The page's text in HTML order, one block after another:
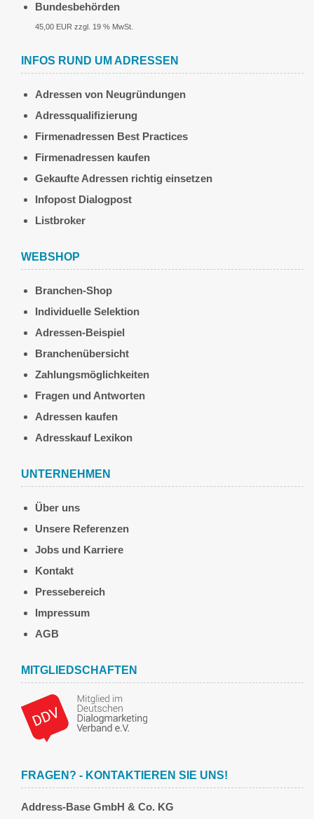
Bundesbehörden
45,00 EUR zzgl. 19 % MwSt.
INFOS RUND UM ADRESSEN
Adressen von Neugründungen
Adressqualifizierung
Firmenadressen Best Practices
Firmenadressen kaufen
Gekaufte Adressen richtig einsetzen
Infopost Dialogpost
Listbroker
WEBSHOP
Branchen-Shop
Individuelle Selektion
Adressen-Beispiel
Branchenübersicht
Zahlungsmöglichkeiten
Fragen und Antworten
Adressen kaufen
Adresskauf Lexikon
UNTERNEHMEN
Über uns
Unsere Referenzen
Jobs und Karriere
Kontakt
Pressebereich
Impressum
AGB
MITGLIEDSCHAFTEN
FRAGEN? - KONTAKTIEREN SIE UNS!
Address-Base GmbH & Co. KG